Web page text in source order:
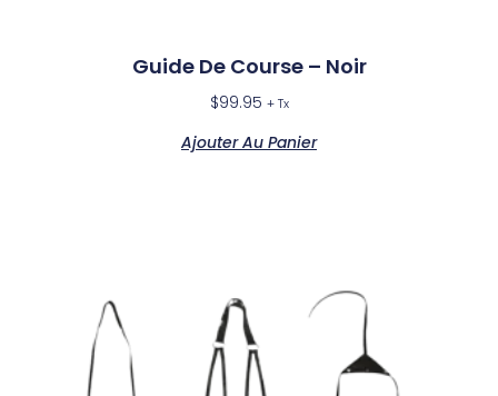
Guide De Course – Noir
$99.95 + Tx
Ajouter Au Panier